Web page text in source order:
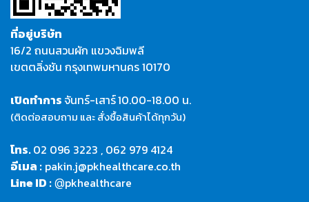
ที่อยู่บริษัท
16/2 ถนนสวนผัก แขวงฉิมพลี
เขตตลิ่งชัน กรุงเทพมหานคร 10170
เปิดทำการจันทร์-เสาร์10.00-18.00 น.
(ติดต่อสอบถาม และ สั่งซื้อสินค้าได้ทุกวัน)
โทร.02 096 3223 , 062 979 4124
อีเมล : pakin.j@pkhealthcare.co.th
Line ID : @pkhealthcare